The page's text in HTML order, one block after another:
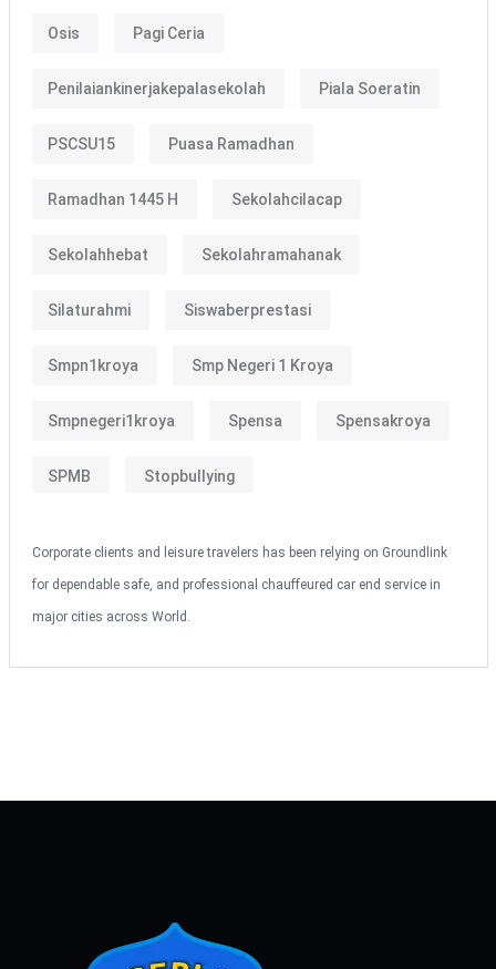
Osis Pagi Ceria
Penilaiankinerjakepalasekolah Piala Soeratin
PSCSU15 Puasa Ramadhan
Ramadhan 1445 H Sekolahcilacap
Sekolahhebat Sekolahramahanak
Silaturahmi Siswaberprestasi
Smpn1kroya Smp Negeri 1 Kroya
Smpnegeri1kroya Spensa Spensakroya
SPMB Stopbullying
Corporate clients and leisure travelers has been relying on Groundlink
for dependable safe, and professional chauffeured car end service in
major cities across World.